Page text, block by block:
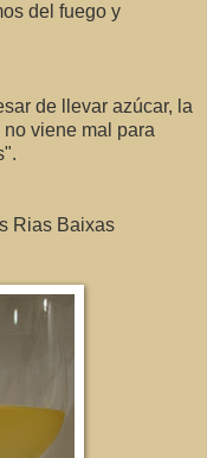
del fuego y
de llevar azúcar, la
viene mal para
Rias Baixas